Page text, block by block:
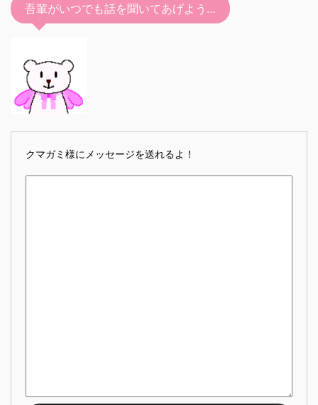
吾輩がいつでも話を聞いてあげよう…
クマガミ様にメッセージを送れるよ！